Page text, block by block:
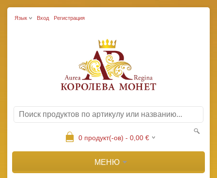
Язык Вход Регистрация
0 продукт(-ов) - 0,00 €
МЕНЮ